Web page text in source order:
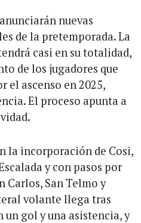
nuevas
de la pretemporada. La
casi en su totalidad,
de los jugadores que
el ascenso en 2025,
El proceso apunta a
la incorporación de Cosi,
y con pasos por
Carlos, San Telmo y
volante llega tras
un gol y una asistencia, y